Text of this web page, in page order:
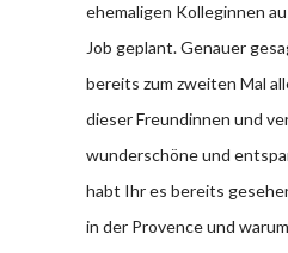
ehemaligen Kolleginnen
Job geplant. Genauer
bereits zum zweiten Mal
dieser Freundinnen und
wunderschöne und
habt Ihr es bereits
in der Provence und